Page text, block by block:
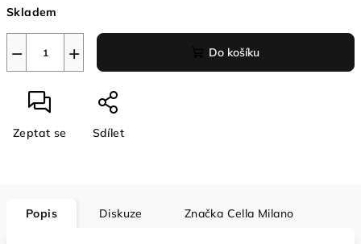
cena:
Skladem
+
− Do košíku
Zeptat se Sdílet
Popis Diskuze Značka Cella Milano